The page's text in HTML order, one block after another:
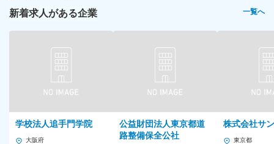
新着求人がある企業 一覧へ
学校法人追手門学院
大阪府
公益財団法人東京都道
路整備保全公社
株式会社サ
東京都